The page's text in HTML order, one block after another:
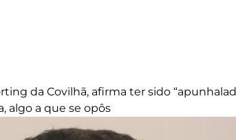
da Covilhã, afirma ter sido
algo a que se opôs